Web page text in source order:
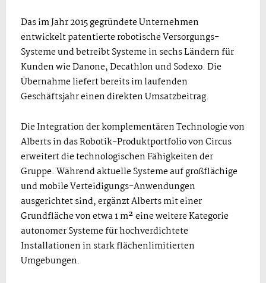
Das im Jahr 2015 gegründete Unternehmen
entwickelt patentierte robotische Versorgungs-
Systeme und betreibt Systeme in sechs Ländern für
Kunden wie Danone, Decathlon und Sodexo. Die
Übernahme liefert bereits im laufenden
Geschäftsjahr einen direkten Umsatzbeitrag.
Die Integration der komplementären Technologie von
Alberts in das Robotik-Produktportfolio von Circus
erweitert die technologischen Fähigkeiten der
Gruppe. Während aktuelle Systeme auf großflächige
und mobile Verteidigungs-Anwendungen
ausgerichtet sind, ergänzt Alberts mit einer
Grundfläche von etwa 1 m² eine weitere Kategorie
autonomer Systeme für hochverdichtete
Installationen in stark flächenlimitierten
Umgebungen.